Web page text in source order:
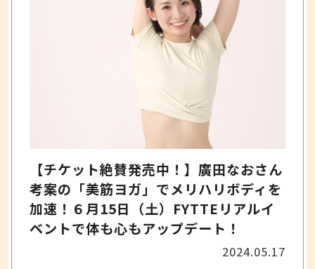
【チケット絶賛発売中！】廣田なおさん
考案の「美筋ヨガ」でメリハリボディを
加速！６月15日（土）FYTTEリアルイ
ベントで体も心もアップデート！
2024.05.17